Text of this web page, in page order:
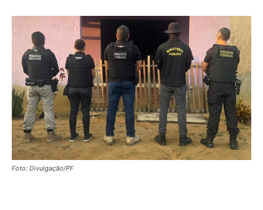
Foto: Divulgação/PF